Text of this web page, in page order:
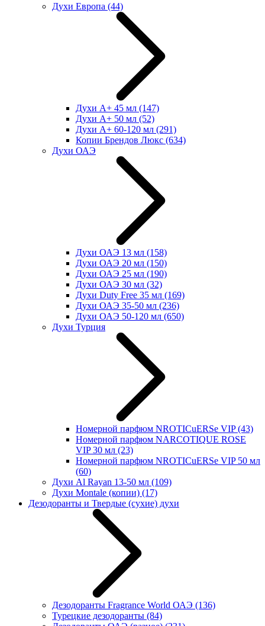
Духи Европа (44)
Духи А+ 45 мл (147)
Духи А+ 50 мл (52)
Духи А+ 60-120 мл (291)
Копии Брендов Люкс (634)
Духи ОАЭ
Духи ОАЭ 13 мл (158)
Духи ОАЭ 20 мл (150)
Духи ОАЭ 25 мл (190)
Духи ОАЭ 30 мл (32)
Духи Duty Free 35 мл (169)
Духи ОАЭ 35-50 мл (236)
Духи ОАЭ 50-120 мл (650)
Духи Турция
Номерной парфюм NROTICuERSe VIP(43)
Номерной парфюм NARCOTIQUE ROSE
VIP 30 мл (23)
Номерной парфюм NROTICuERSe VIP 50 мл
(60)
Духи Al Rayan 13-50 мл (109)
Духи Montale (копии) (17)
Дезодоранты и Твердые (сухие) духи
Дезодоранты Fragrance World ОАЭ (136)
Турецкие дезодоранты (84)